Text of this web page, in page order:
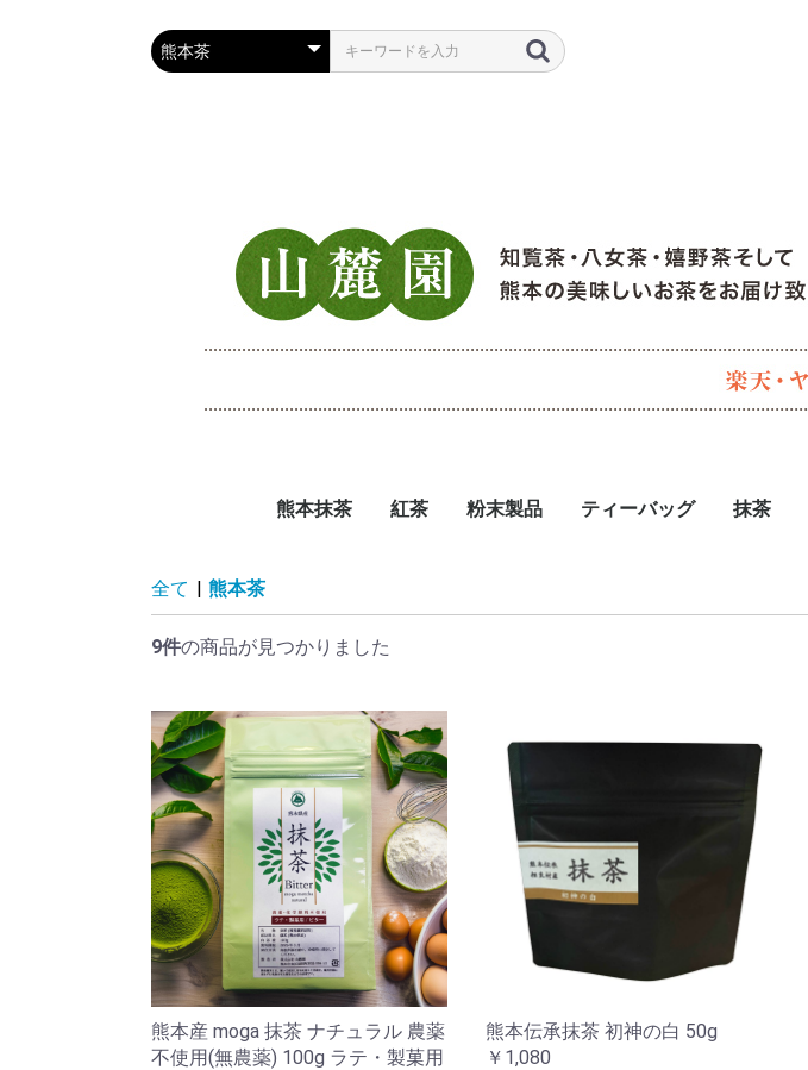
熊本抹茶 紅茶 粉末製品 ティーバッグ 抹茶
全て | 熊本茶
9件の商品が見つかりました
熊本産 moga 抹茶 ナチュラル 農薬
不使用(無農薬) 100g ラテ・製菓用
熊本伝承抹茶 初神の白 50g
￥1,080